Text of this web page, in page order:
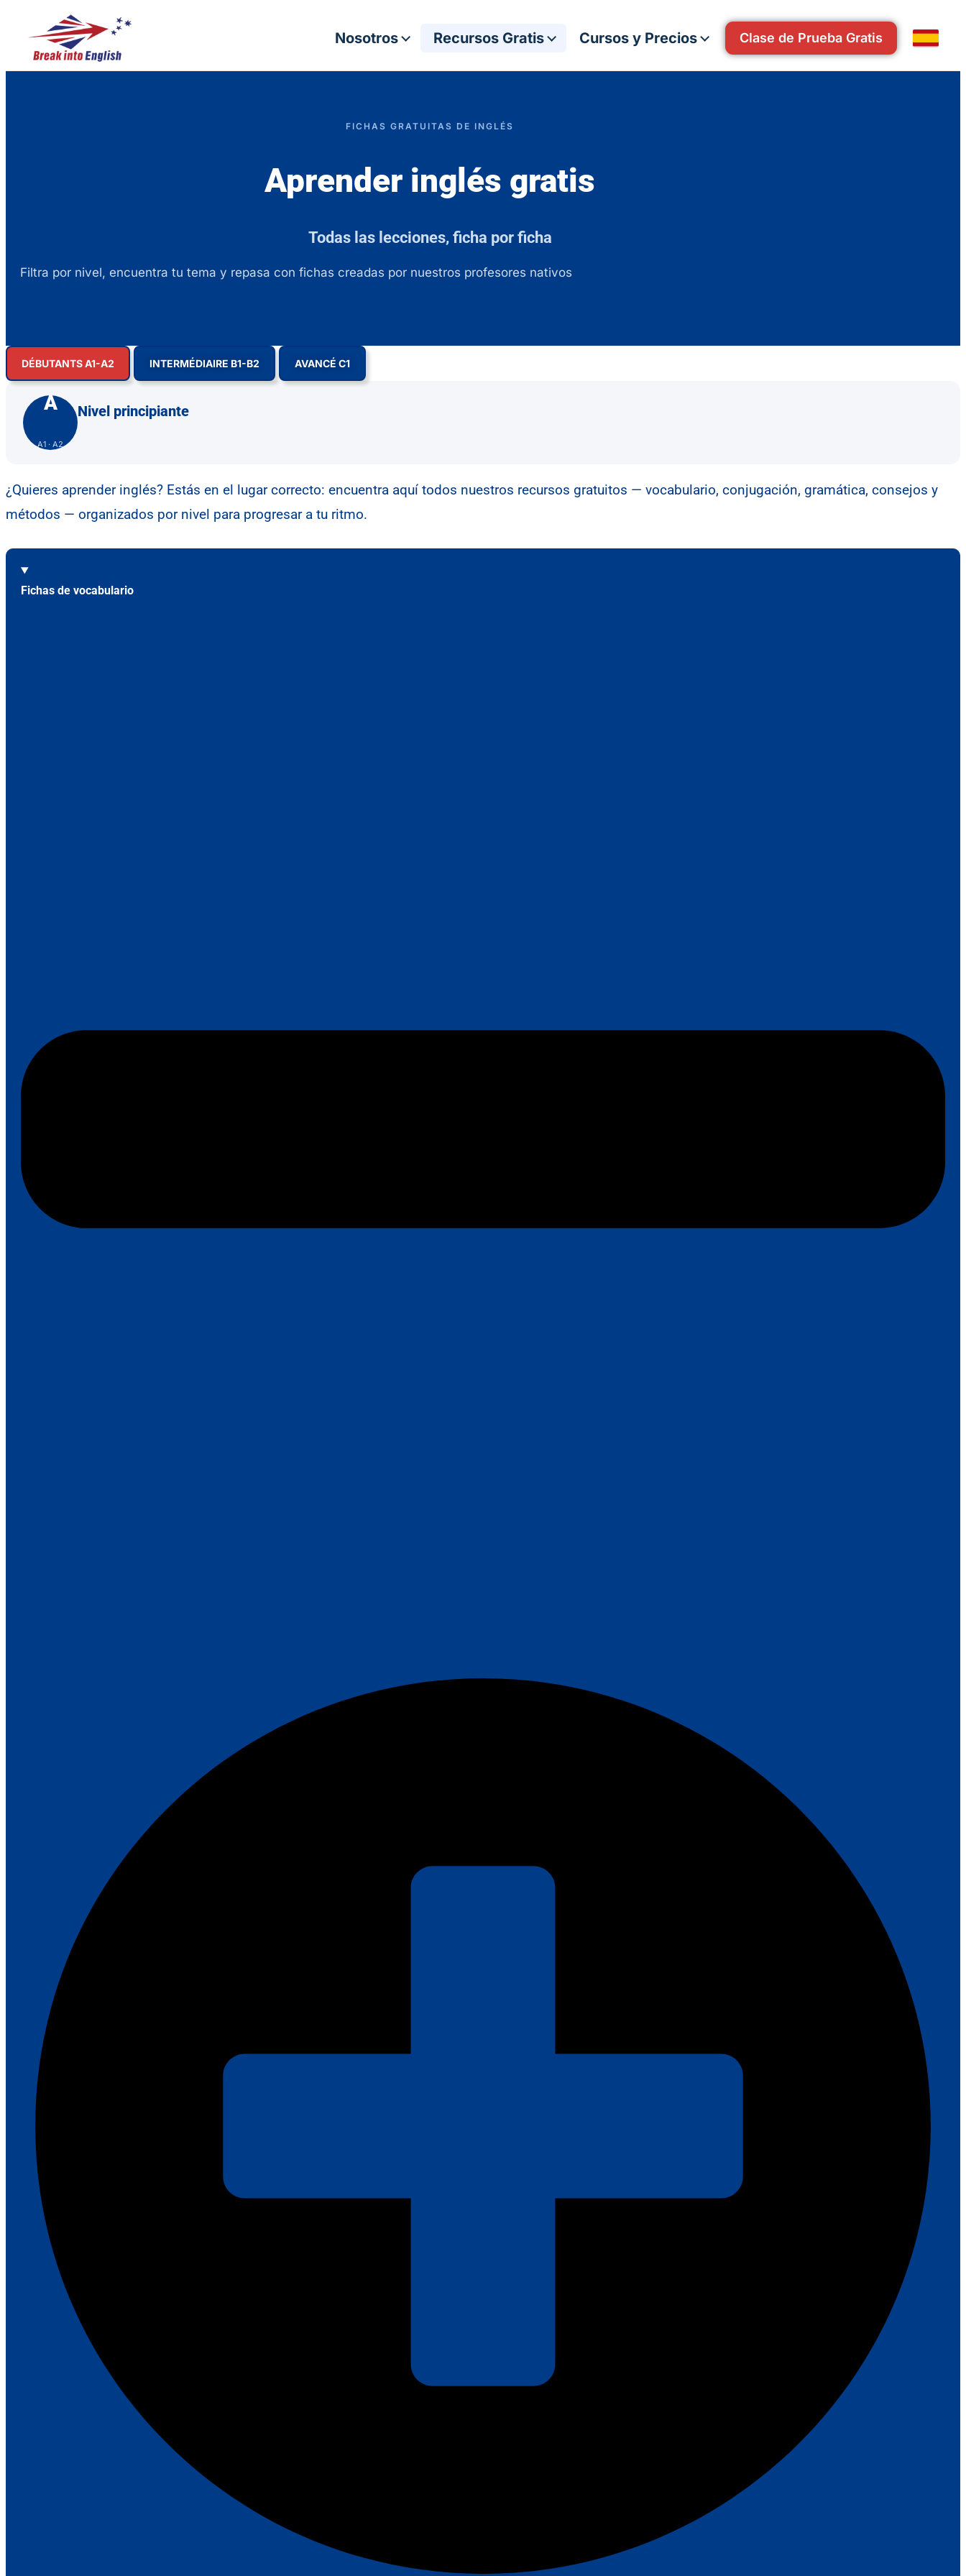
Nosotros Recursos Gratis Cursos y Precios Clase de Prueba Gratis
FICHAS GRATUITAS DE INGLÉS
Aprender inglés gratis
Todas las lecciones, ficha por ficha
Filtra por nivel, encuentra tu tema y repasa con fichas creadas por nuestros profesores nativos
DÉBUTANTS A1-A2 INTERMÉDIAIRE B1-B2 AVANCÉ C1
A
A1 · A2
Nivel principiante
¿Quieres aprender inglés? Estás en el lugar correcto: encuentra aquí todos nuestros recursos gratuitos — vocabulario, conjugación, gramática, consejos y
métodos — organizados por nivel para progresar a tu ritmo.
Fichas de vocabulario